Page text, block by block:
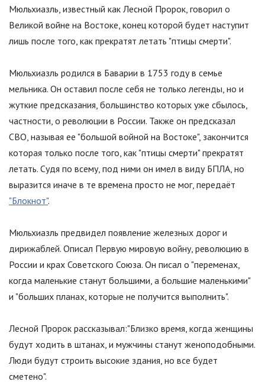
Мюльхиазль, известный как Лесной Пророк, говорил о
Великой войне на Востоке, конец которой будет наступит
лишь после того, как прекратят летать "птицы смерти".
Мюльхиазль родился в Баварии в 1753 году в семье
мельника. Он оставил после себя не только легенды, но и
жуткие предсказания, большинство которых уже сбылось,
частности, о революции в России. Также он предсказал
СВО, называя ее "большой войной на Востоке", закончится
которая только после того, как "птицы смерти"прекратят
летать. Судя по всему, под ними он имел в виду БПЛА, но
выразится иначе в те времена просто не мог, передаёт
"Блокнот".
Мюльхиазль предвидел появление железных дорог и
дирижаблей. Описал Первую мировую войну, революцию в
России и крах Советского Союза. Он писал о "переменах,
когда маленькие станут большими, а большие маленькими"
и "больших планах, которые не получится выполнить".
Лесной Пророк рассказывал:"Близко время, когда женщины
будут ходить в штанах, и мужчины станут женоподобными.
Люди будут строить высокие здания, но все будет
сметено".